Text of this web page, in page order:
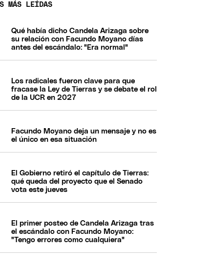
MÁS LEÍDAS
Qué había dicho Candela Arizaga sobre
su relación con Facundo Moyano días
antes del escándalo: "Era normal"
Los radicales fueron clave para que
fracase la Ley de Tierras y se debate el rol
de la UCR en 2027
Facundo Moyano deja un mensaje y no es
el único en esa situación
El Gobierno retiró el capítulo de Tierras:
qué queda del proyecto que el Senado
vota este jueves
El primer posteo de Candela Arizaga tras
el escándalo con Facundo Moyano:
"Tengo errores como cualquiera"